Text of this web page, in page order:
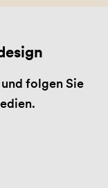
folgen Sie